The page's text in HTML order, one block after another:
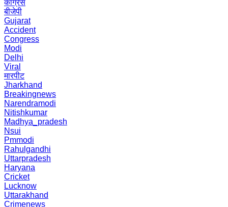
कांग्रेस
बीजेपी
Gujarat
Accident
Congress
Modi
Delhi
Viral
मारपीट
Jharkhand
Breakingnews
Narendramodi
Nitishkumar
Madhya_pradesh
Nsui
Pmmodi
Rahulgandhi
Uttarpradesh
Haryana
Cricket
Lucknow
Uttarakhand
Crimenews